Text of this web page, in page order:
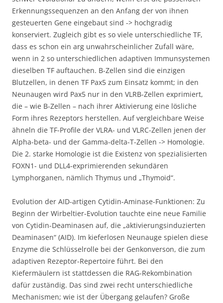
Erkennungssequenzen an den Anfang der von ihnen
gesteuerten Gene eingebaut sind -> hochgradig
konserviert. Zugleich gibt es so viele unterschiedliche TF,
dass es schon ein arg unwahrscheinlicher Zufall wäre,
wenn in 2 so unterschiedlichen adaptiven Immunsystemen
dieselben TF auftauchen. B-Zellen sind die einzigen
Blutzellen, in denen TF Pax5 zum Einsatz kommt; in den
Neunaugen wird Pax5 nur in den VLRB-Zellen exprimiert,
die – wie B-Zellen – nach ihrer Aktivierung eine lösliche
Form ihres Rezeptors herstellen. Auf vergleichbare Weise
ähneln die TF-Profile der VLRA- und VLRC-Zellen jenen der
Alpha-beta- und der Gamma-delta-T-Zellen -> Homologie.
Die 2. starke Homologie ist die Existenz von spezialisierten
FOXN1- und DLL4-exprimierenden sekundären
Lymphorganen, nämlich Thymus und „Thymoid“.
Evolution der AID-artigen Cytidin-Aminase-Funktionen: Zu
Beginn der Wirbeltier-Evolution tauchte eine neue Familie
von Cytidin-Deaminasen auf, die „aktivierungsinduzierten
Deaminasen“ (AID). Im kieferlosen Neunauge spielen diese
Enzyme die Schlüsselrolle bei der Genkonverson, die zum
adaptiven Rezeptor-Repertoire führt. Bei den
Kiefermäulern ist stattdessen die RAG-Rekombination
dafür zuständig. Das sind zwei recht unterschiedliche
Mechanismen; wie ist der Übergang gelaufen? Große